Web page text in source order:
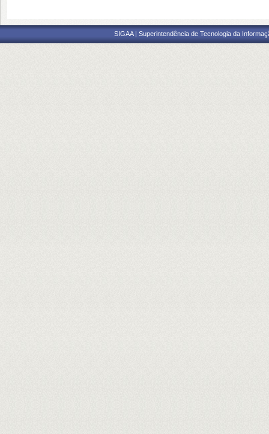
SIGAA | Superintendência de Tecnologia da